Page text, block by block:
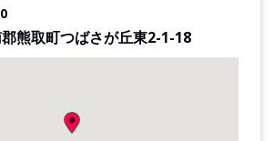
熊取町つばさが丘東2-1-18